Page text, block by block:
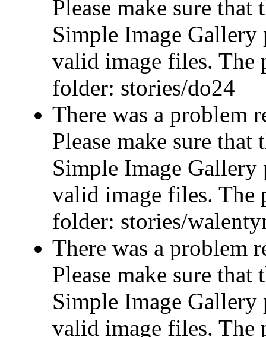
Please make sure
Simple Image Gallery
valid image files. The
folder: stories/do24
There was a problem
Please make sure
Simple Image Gallery
valid image files. The
folder: stories/
There was a problem
Please make sure
Simple Image Gallery
valid image files. The